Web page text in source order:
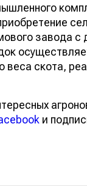
завода с
веса скота,
и